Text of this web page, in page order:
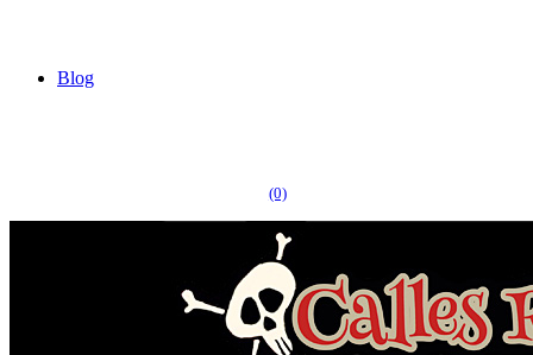
Blog
(0)